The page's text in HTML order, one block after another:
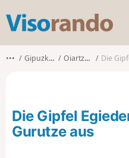
s
o
o
••• Gipuzkoa Oiartzun Die
Die Gipfel
Gurutze aus